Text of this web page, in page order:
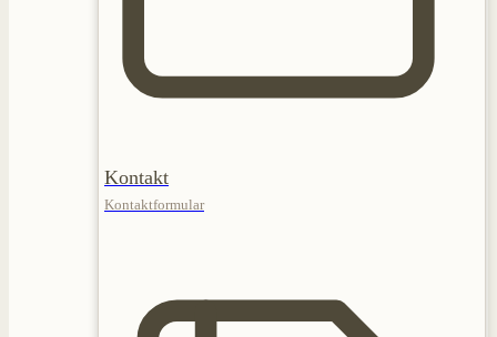
Kontakt
Kontaktformular